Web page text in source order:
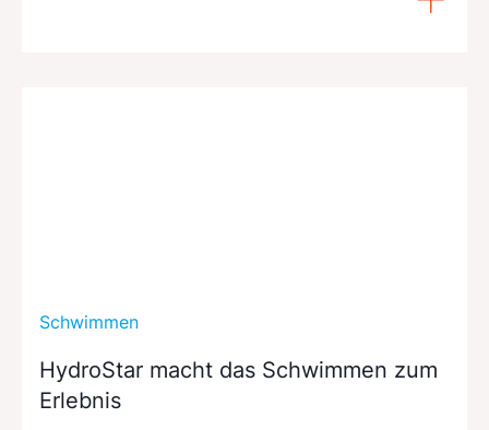
Schwimmen
HydroStar macht das Schwimmen zum
Erlebnis